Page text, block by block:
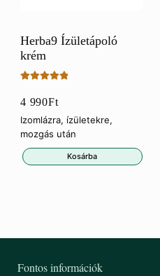
Herba9 Ízületápoló
krém
5.00/ 5
4 990Ft
Izomlázra, ízületekre,
mozgás után
Kosárba
Fontos információk